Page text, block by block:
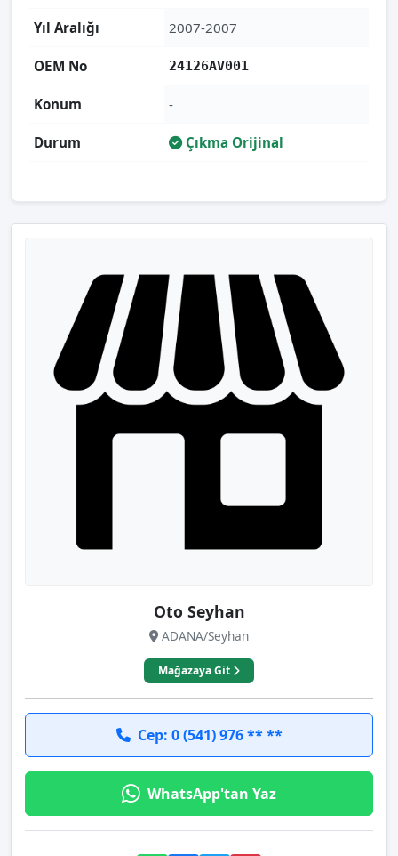
Yıl Aralığı 2007-2007
OEM No 24126AV001
Konum -
Durum Çıkma Orijinal
Oto Seyhan
ADANA/Seyhan
Mağazaya Git
Cep: 0 (541) 976 ** **
WhatsApp'tan Yaz